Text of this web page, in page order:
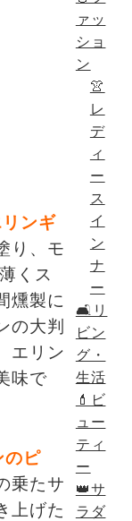
ンギ
り、モ
くス
燻製に
の大判
エリン
味で
のピ
乗たサ
上げた
ァッ
ショ
ン
👚
レ
デ
ィ
ー
ス
イ
ン
ナ
ー
🛋リ
ビン
グ・
生活
💄ビ
ュー
ティ
ー
👑サ
ラダ